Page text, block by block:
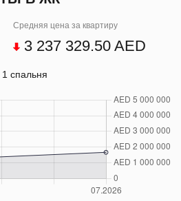
Средняя цена за квартиру
3 237 329.50 AED
1 спальня